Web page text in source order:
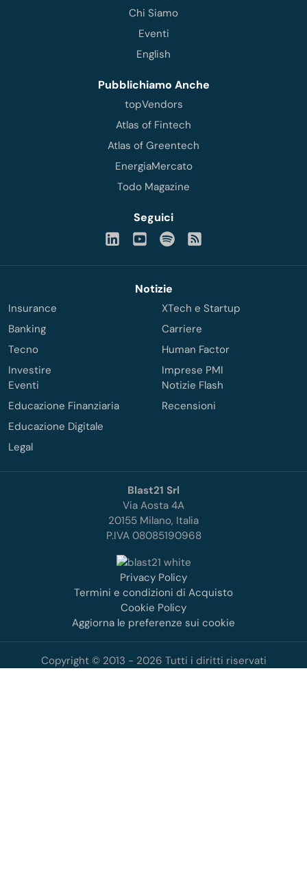
Chi Siamo
Eventi
English
Pubblichiamo Anche
topVendors
Atlas of Fintech
Atlas of Greentech
EnergiaMercato
Todo Magazine
Seguici
Notizie
Insurance
Banking
Tecno
Investire
XTech e Startup
Carriere
Human Factor
Imprese PMI
Eventi
Educazione Finanziaria
Educazione Digitale
Legal
Notizie Flash
Recensioni
Blast21 Srl
Via Aosta 4A
20155 Milano, Italia
P.IVA 08085190968
Privacy Policy
Termini e condizioni di Acquisto
Cookie Policy
Aggiorna le preferenze sui cookie
Copyright © 2013 - 2026 Tutti i diritti riservati